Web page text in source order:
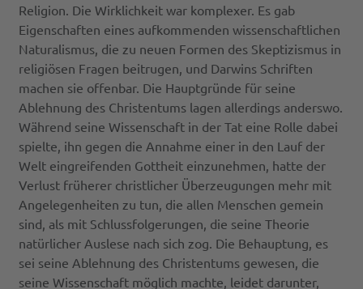
Religion. Die Wirklichkeit war komplexer. Es gab
Eigenschaften eines aufkommenden wissenschaftlichen
Naturalismus, die zu neuen Formen des Skeptizismus in
religiösen Fragen beitrugen, und Darwins Schriften
machen sie offenbar. Die Hauptgründe für seine
Ablehnung des Christentums lagen allerdings anderswo.
Während seine Wissenschaft in der Tat eine Rolle dabei
spielte, ihn gegen die Annahme einer in den Lauf der
Welt eingreifenden Gottheit einzunehmen, hatte der
Verlust früherer christlicher Überzeugungen mehr mit
Angelegenheiten zu tun, die allen Menschen gemein
sind, als mit Schlussfolgerungen, die seine Theorie
natürlicher Auslese nach sich zog. Die Behauptung, es
sei seine Ablehnung des Christentums gewesen, die
seine Wissenschaft möglich machte, leidet darunter,